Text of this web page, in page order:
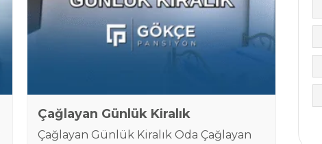
da kısa süreli ziyaretçiler için hem
bütçeye uygun hem de…
Çağlayan Günlük Kiralık
Çağlayan Günlük Kiralık Oda Çağlayan